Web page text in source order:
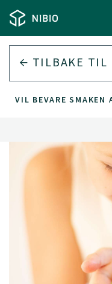
TILBAKE TIL
VIL BEVARE SMAKEN